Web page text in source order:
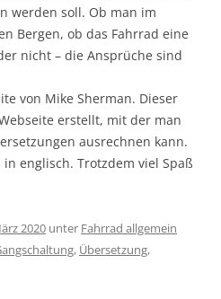
werden soll. Ob man im
Bergen, ob das Fahrrad eine
nicht – die Ansprüche sind
von Mike Sherman. Dieser
erstellt, mit der man
ausrechnen kann.
englisch. Trotzdem viel Spaß
2020 unter Fahrrad allgemein
, Übersetzung,